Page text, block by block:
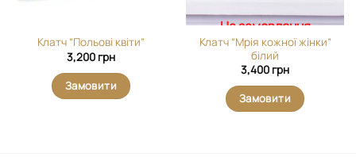
Клатч “Польові квіти”
3,200 грн
Замовити
На замовлення
Клатч “Мрія кожної жінки”
білий
3,400 грн
Замовити